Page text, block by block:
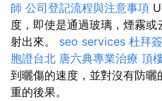
師 公司登記流程與注意事項
度，即使是通過玻璃，煙霧
射出來。 seo services 杜拜
胞證台北 唐六典專業治療 頂
到曬傷的速度，並對沒有防
重的後果。